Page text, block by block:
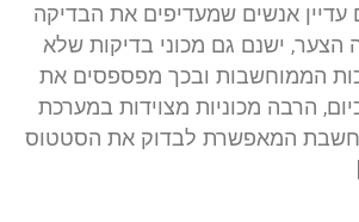
עדיין אנשים שמעדיפים את הבדיקה
הצער, ישנם גם מכוני בדיקות שלא
הממוחשבות ובכך מפספסים את
הרבה מכוניות מצוידות במערכת
המאפשרת לבדוק את הסטטוס